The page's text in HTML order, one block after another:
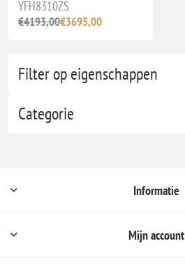
Filter op eigenschappen
Categorie
YFH8310ZS
€4193,00€3695,00
Informatie
Mijn account